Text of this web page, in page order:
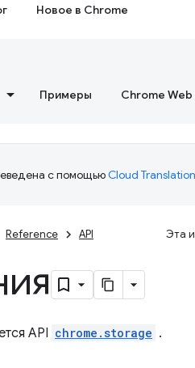
Новое в Chrome
Примеры Chrome
с помощьюCloud
Reference API Эта
API chrome.storage .